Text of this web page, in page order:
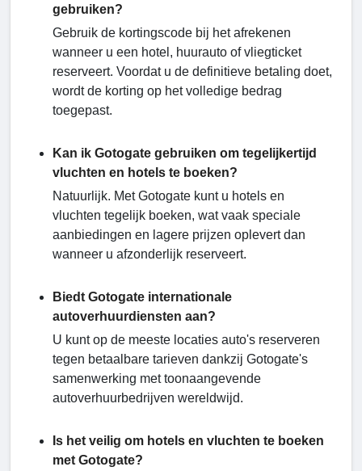
gebruiken?
Gebruik de kortingscode bij het afrekenen
wanneer u een hotel, huurauto of vliegticket
reserveert. Voordat u de definitieve betaling doet,
wordt de korting op het volledige bedrag
toegepast.
Kan ik Gotogate gebruiken om tegelijkertijd
vluchten en hotels te boeken?
Natuurlijk. Met Gotogate kunt u hotels en
vluchten tegelijk boeken, wat vaak speciale
aanbiedingen en lagere prijzen oplevert dan
wanneer u afzonderlijk reserveert.
Biedt Gotogate internationale
autoverhuurdiensten aan?
U kunt op de meeste locaties auto's reserveren
tegen betaalbare tarieven dankzij Gotogate's
samenwerking met toonaangevende
autoverhuurbedrijven wereldwijd.
Is het veilig om hotels en vluchten te boeken
met Gotogate?